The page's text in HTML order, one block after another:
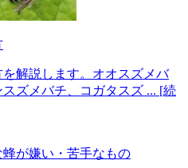
解説します。オオスズメバ
ズメバチ、コガタスズ ... [続